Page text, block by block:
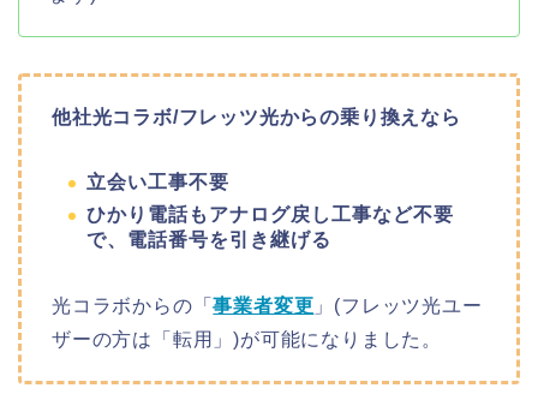
他社光コラボ/フレッツ光からの乗り換えなら
立会い工事不要
ひかり電話もアナログ戻し工事など不要
で、電話番号を引き継げる
光コラボからの「事業者変更 」(フレッツ光ユー
ザーの方は「転用」)が可能になりました。